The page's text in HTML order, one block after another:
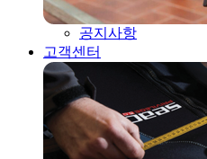
공지사항
고객센터